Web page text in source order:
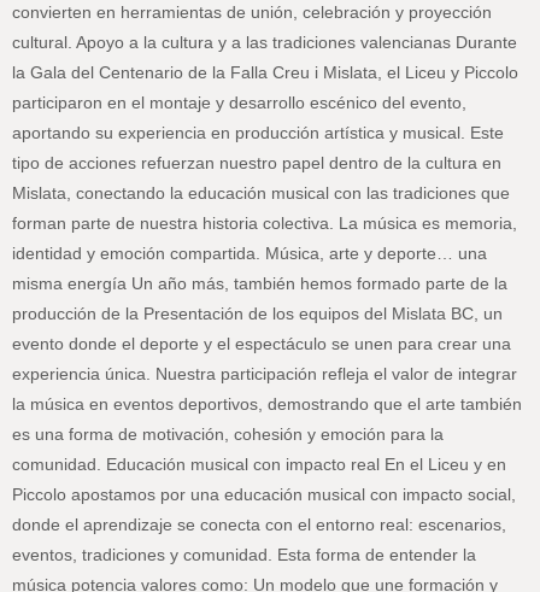
convierten en herramientas de unión, celebración y proyección
cultural. Apoyo a la cultura y a las tradiciones valencianas Durante
la Gala del Centenario de la Falla Creu i Mislata, el Liceu y Piccolo
participaron en el montaje y desarrollo escénico del evento,
aportando su experiencia en producción artística y musical. Este
tipo de acciones refuerzan nuestro papel dentro de la cultura en
Mislata, conectando la educación musical con las tradiciones que
forman parte de nuestra historia colectiva. La música es memoria,
identidad y emoción compartida. Música, arte y deporte… una
misma energía Un año más, también hemos formado parte de la
producción de la Presentación de los equipos del Mislata BC, un
evento donde el deporte y el espectáculo se unen para crear una
experiencia única. Nuestra participación refleja el valor de integrar
la música en eventos deportivos, demostrando que el arte también
es una forma de motivación, cohesión y emoción para la
comunidad. Educación musical con impacto real En el Liceu y en
Piccolo apostamos por una educación musical con impacto social,
donde el aprendizaje se conecta con el entorno real: escenarios,
eventos, tradiciones y comunidad. Esta forma de entender la
música potencia valores como: Un modelo que une formación y